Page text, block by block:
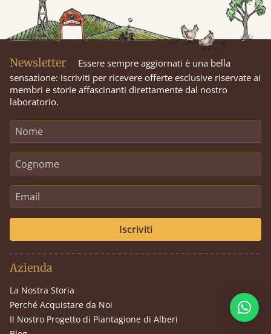
Newsletter
Essere sempre aggiornati è una bella
sensazione: iscriviti per ricevere offerte esclusive riservate ai
membri e storie affascinanti direttamente dal nostro
laboratorio.
Iscriviti
Azienda
La Nostra Storia
Perché Acquistare da Noi
Il Nostro Progetto di Piantagione di Alberi